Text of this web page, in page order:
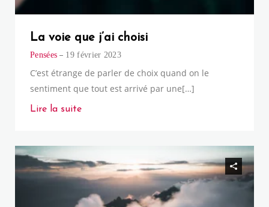
La voie que j’ai choisi
Pensées 19 février 2023
C’est étrange de parler de choix quand on le
sentiment que tout est arrivé par une[…]
Lire la suite